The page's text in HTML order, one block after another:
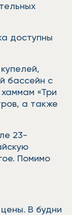
доступны
бассейн с
«Три
а также
23-
Помимо
В будни